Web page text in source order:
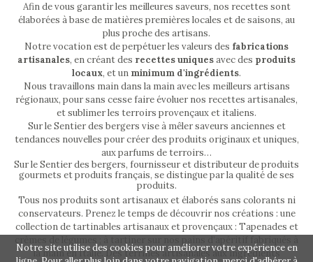
Afin de vous garantir les meilleures saveurs, nos recettes sont
élaborées à base de matières premières locales et de saisons, au
plus proche des artisans.
Notre vocation est de perpétuer les valeurs des fabrications
artisanales, en créant des recettes uniquesavec des produits
locaux, et un minimum d'ingrédients.
Nous travaillons main dans la main avec les meilleurs artisans
régionaux, pour sans cesse faire évoluer nos recettes artisanales,
et sublimer les terroirs provençaux et italiens.
Sur le Sentier des bergers vise à mêler saveurs anciennes et
tendances nouvelles pour créer des produits originaux et uniques,
aux parfums de terroirs…
Sur le Sentier des bergers, fournisseur et distributeur de produits
gourmets et produits français, se distingue par la qualité de ses
produits.
Tous nos produits sont artisanaux et élaborés sans colorants ni
conservateurs. Prenez le temps de découvrir nos créations : une
collection de tartinables artisanaux et provençaux : Tapenades et
la main en Italie. Des terrines artisanales aux ingrédients
Notre site utilise des cookies pour améliorer votre expérience en